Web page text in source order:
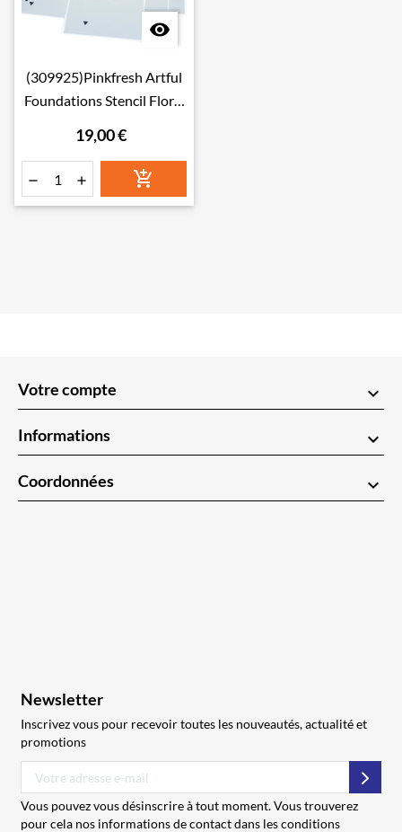

(309925)Pinkfresh Artful
Foundations Stencil Floral
19,00 €
  
Votre compte keyboard_arrow_down
Informations keyboard_arrow_down
Coordonnées keyboard_arrow_down
Newsletter
Inscrivez vous pour recevoir toutes les nouveautés, actualité et
promotions
Vous pouvez vous désinscrire à tout moment. Vous trouverez
pour cela nos informations de contact dans les conditions